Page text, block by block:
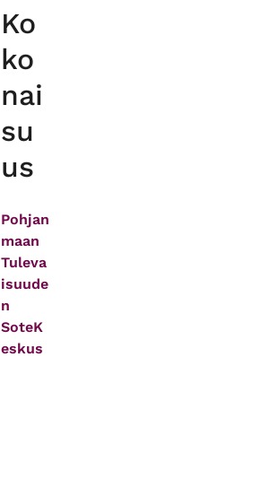
Ko
ko
nai
su
us
Pohjan
maan
Tuleva
isuude
n
SoteK
eskus